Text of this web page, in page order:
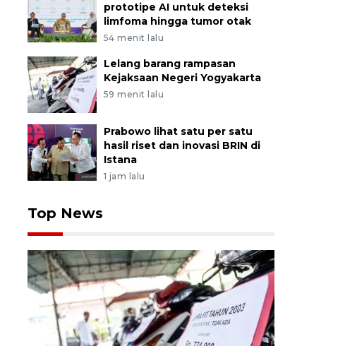
prototipe AI untuk deteksi
limfoma hingga tumor otak
54 menit lalu
Lelang barang rampasan
Kejaksaan Negeri Yogyakarta
59 menit lalu
Prabowo lihat satu per satu
hasil riset dan inovasi BRIN di
Istana
1 jam lalu
Top News